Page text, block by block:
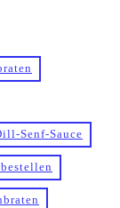
Senf-Sauce